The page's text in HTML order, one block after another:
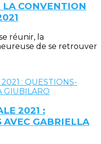
LA CONVENTION
réunir, la
de se retrouver
2021 :
AVEC GABRIELLA